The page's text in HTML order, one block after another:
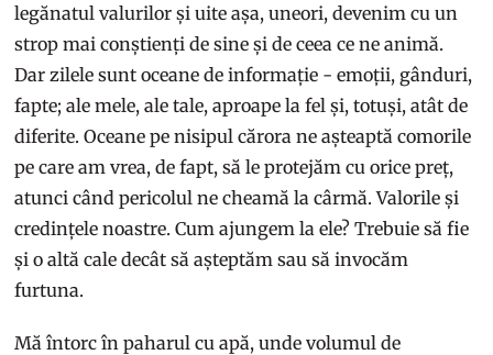
legănatul valurilor și uite așa, uneori, devenim cu un
strop mai conștienți de sine și de ceea ce ne animă.
Dar zilele sunt oceane de informație - emoții, gânduri,
fapte; ale mele, ale tale, aproape la fel și, totuși, atât de
diferite. Oceane pe nisipul cărora ne așteaptă comorile
pe care am vrea, de fapt, să le protejăm cu orice preț,
atunci când pericolul ne cheamă la cârmă. Valorile și
credințele noastre. Cum ajungem la ele? Trebuie să fie
și o altă cale decât să așteptăm sau să invocăm
furtuna.
Mă întorc în paharul cu apă, unde volumul de